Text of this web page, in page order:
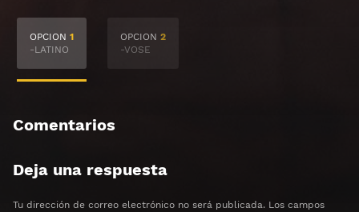
Haz clic 3 veces en el botón para desbloquear el
⏰ El acceso expira en 1 hora
OPCION 1
-LATINO
OPCION 2
-VOSE
Comentarios
Deja una respuesta
Tu dirección de correo electrónico no será publicada. Los campos